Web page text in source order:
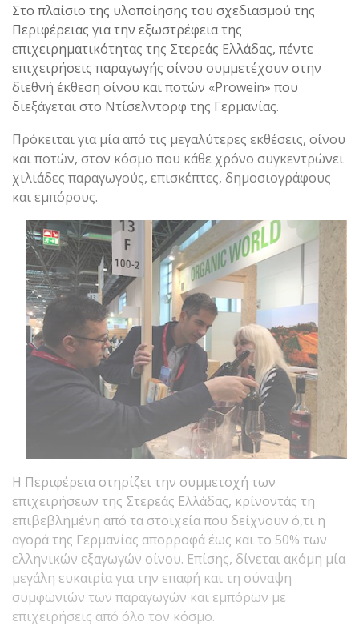
Στο πλαίσιο της υλοποίησης του σχεδιασμού της
Περιφέρειας για την εξωστρέφεια της
επιχειρηματικότητας της Στερεάς Ελλάδας, πέντε
επιχειρήσεις παραγωγής οίνου συμμετέχουν στην
διεθνή έκθεση οίνου και ποτών «Prowein» που
διεξάγεται στο Ντίσελντορφ της Γερμανίας.
Πρόκειται για μία από τις μεγαλύτερες εκθέσεις, οίνου
και ποτών, στον κόσμο που κάθε χρόνο συγκεντρώνει
χιλιάδες παραγωγούς, επισκέπτες, δημοσιογράφους
και εμπόρους.
Η Περιφέρεια στηρίζει την συμμετοχή των
επιχειρήσεων της Στερεάς Ελλάδας, κρίνοντάς τη
επιβεβλημένη από τα στοιχεία που δείχνουν ό,τι η
αγορά της Γερμανίας απορροφά έως και το 50% των
ελληνικών εξαγωγών οίνου. Επίσης, δίνεται ακόμη μία
μεγάλη ευκαιρία για την επαφή και τη σύναψη
συμφωνιών των παραγωγών και εμπόρων με
επιχειρήσεις από όλο τον κόσμο.